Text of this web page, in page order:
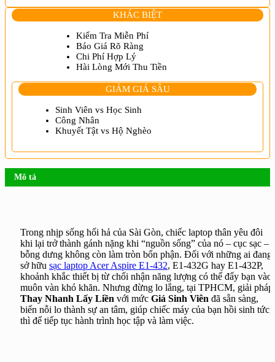
KHÁC BIỆT
Kiểm Tra Miễn Phí
Báo Giá Rõ Ràng
Chi Phí Hợp Lý
Hài Lòng Mới Thu Tiền
GIẢM GIÁ SÂU
Sinh Viên vs Học Sinh
Công Nhân
Khuyết Tật vs Hộ Nghèo
Mô tả
Trong nhịp sống hối hả của Sài Gòn, chiếc laptop thân yêu đôi
khi lại trở thành gánh nặng khi “nguồn sống” của nó – cục sạc –
bỗng dưng không còn làm tròn bổn phận. Đối với những ai đang
sở hữu sạc laptop Acer Aspire E1-432, E1-432G hay E1-432P,
khoảnh khắc thiết bị từ chối nhận năng lượng có thể đẩy bạn vào
muôn vàn khó khăn. Nhưng đừng lo lắng, tại TPHCM, giải pháp
Thay Nhanh Lấy Liền với mức Giá Sinh Viên đã sẵn sàng,
biến nỗi lo thành sự an tâm, giúp chiếc máy của bạn hồi sinh tức
thì để tiếp tục hành trình học tập và làm việc.